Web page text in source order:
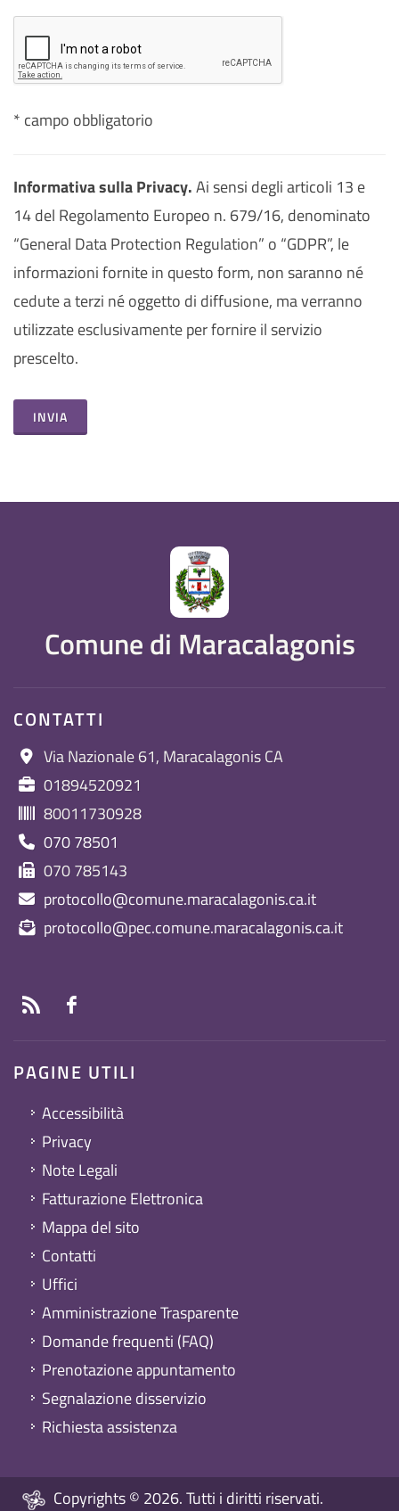
* campo obbligatorio
Informativa sulla Privacy.Ai sensi degli articoli 13 e
14 del Regolamento Europeo n. 679/16, denominato
“General Data Protection Regulation” o “GDPR”, le
informazioni fornite in questo form, non saranno né
cedute a terzi né oggetto di diffusione, ma verranno
utilizzate esclusivamente per fornire il servizio
prescelto.
INVIA
Comune di Maracalagonis
CONTATTI
Via Nazionale 61, Maracalagonis CA
01894520921
80011730928
070 78501
070 785143
protocollo@comune.maracalagonis.ca.it
protocollo@pec.comune.maracalagonis.ca.it
PAGINE UTILI
Accessibilità
Privacy
Note Legali
Fatturazione Elettronica
Mappa del sito
Contatti
Uffici
Amministrazione Trasparente
Domande frequenti (FAQ)
Prenotazione appuntamento
Segnalazione disservizio
Richiesta assistenza
Copyrights © 2026. Tutti i diritti riservati.